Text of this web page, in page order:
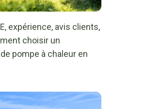
expérience, avis clients,
choisir un
pompe à chaleur en